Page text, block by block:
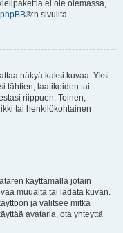
ei ole olemassa,
phpBB®:n sivuilta.
näkyä kaksi kuvaa. Yksi
tähtien, laatikoiden tai
riippuen. Toinen,
tai henkilökohtainen
käyttämällä jotain
muualta tai ladata kuvan.
ja valitsee mitkä
avataria, ota yhteyttä